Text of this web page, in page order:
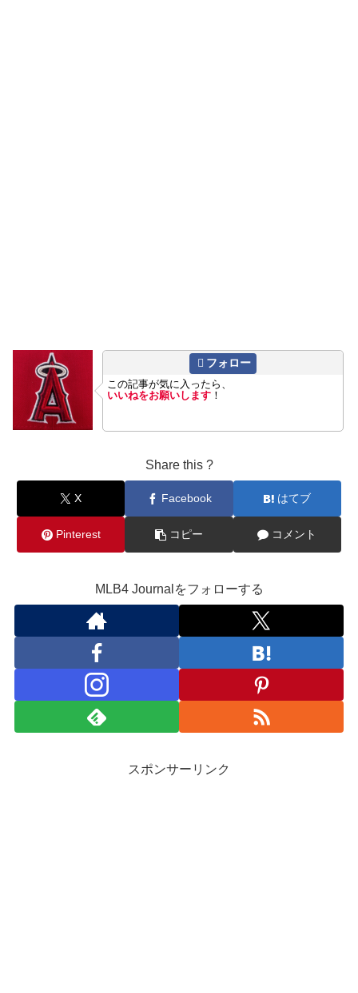
フォロー
この記事が気に入ったら、
いいねをお願いします ！
Share this ?
X Facebook はてブ
Pinterest コピー コメント
MLB4 Journalをフォローする
スポンサーリンク